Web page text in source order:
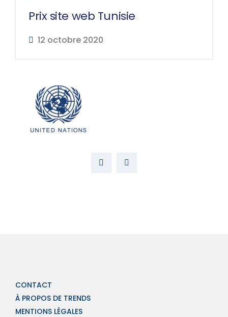
Prix site web Tunisie
12 octobre 2020
CONTACT
À PROPOS DE TRENDS
MENTIONS LÉGALES